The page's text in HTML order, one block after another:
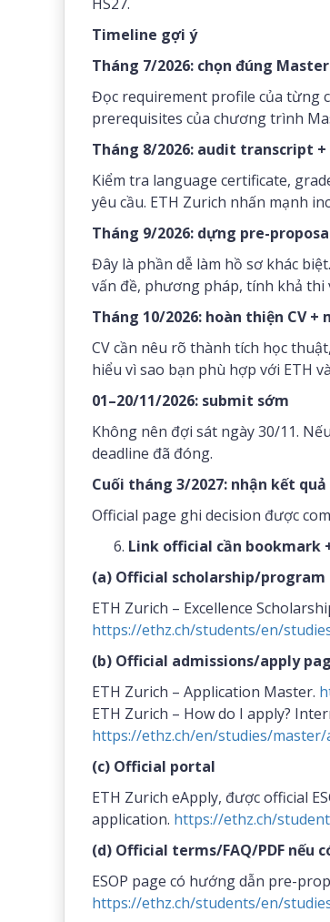
Timeline gợi ý
Tháng 7/2026: chọn đúng
Đọc requirement profile của từng
prerequisites của chương trình
Tháng 8/2026: audit transcript
Kiểm tra language certificate,
yêu cầu. ETH Zurich nhấn mạnh
Tháng 9/2026: dựng pre-
Đây là phần dễ làm hồ sơ khác
vấn đề, phương pháp, tính khả thi
Tháng 10/2026: hoàn thiện CV
CV cần nêu rõ thành tích học
hiểu vì sao bạn phù hợp với ETH
01–20/11/2026: submit sớm
Không nên đợi sát ngày 30/11.
deadline đã đóng.
Cuối tháng 3/2027: nhận kết quả
Official page ghi decision được
Link official cần bookmark
(a) Official scholarship/program
ETH Zurich – Excellence
https://ethz.ch/students/en/
(b) Official admissions/apply
ETH Zurich – Application Master.
ETH Zurich – How do I apply?
https://ethz.ch/en/studies/
(c) Official portal
ETH Zurich eApply, được official
application. https://ethz.ch/
(d) Official terms/FAQ/PDF nếu
ESOP page có hướng dẫn pre-
https://ethz.ch/students/en/